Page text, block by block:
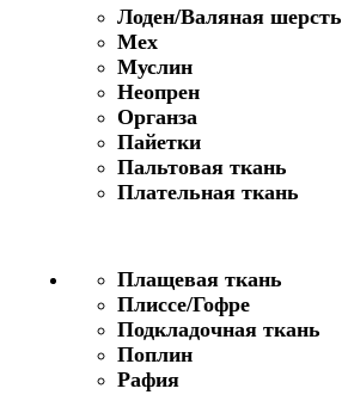
Лоден/Валяная шерсть
Мех
Муслин
Неопрен
Органза
Пайетки
Пальтовая ткань
Плательная ткань
Плащевая ткань
Плиссе/Гофре
Подкладочная ткань
Поплин
Рафия